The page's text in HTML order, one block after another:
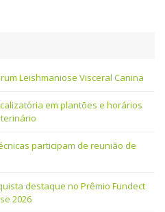
Leishmaniose Visceral Canina
em plantões e horários
participam de reunião de
destaque no Prêmio Fundect
2026